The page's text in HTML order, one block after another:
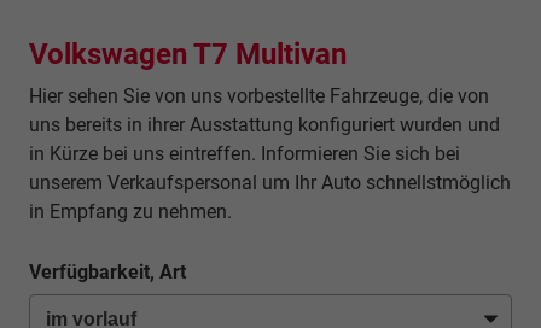
Volkswagen T7 Multivan
Hier sehen Sie von uns vorbestellte Fahrzeuge, die von
uns bereits in ihrer Ausstattung konfiguriert wurden und
in Kürze bei uns eintreffen. Informieren Sie sich bei
unserem Verkaufspersonal um Ihr Auto schnellstmöglich
in Empfang zu nehmen.
Verfügbarkeit, Art